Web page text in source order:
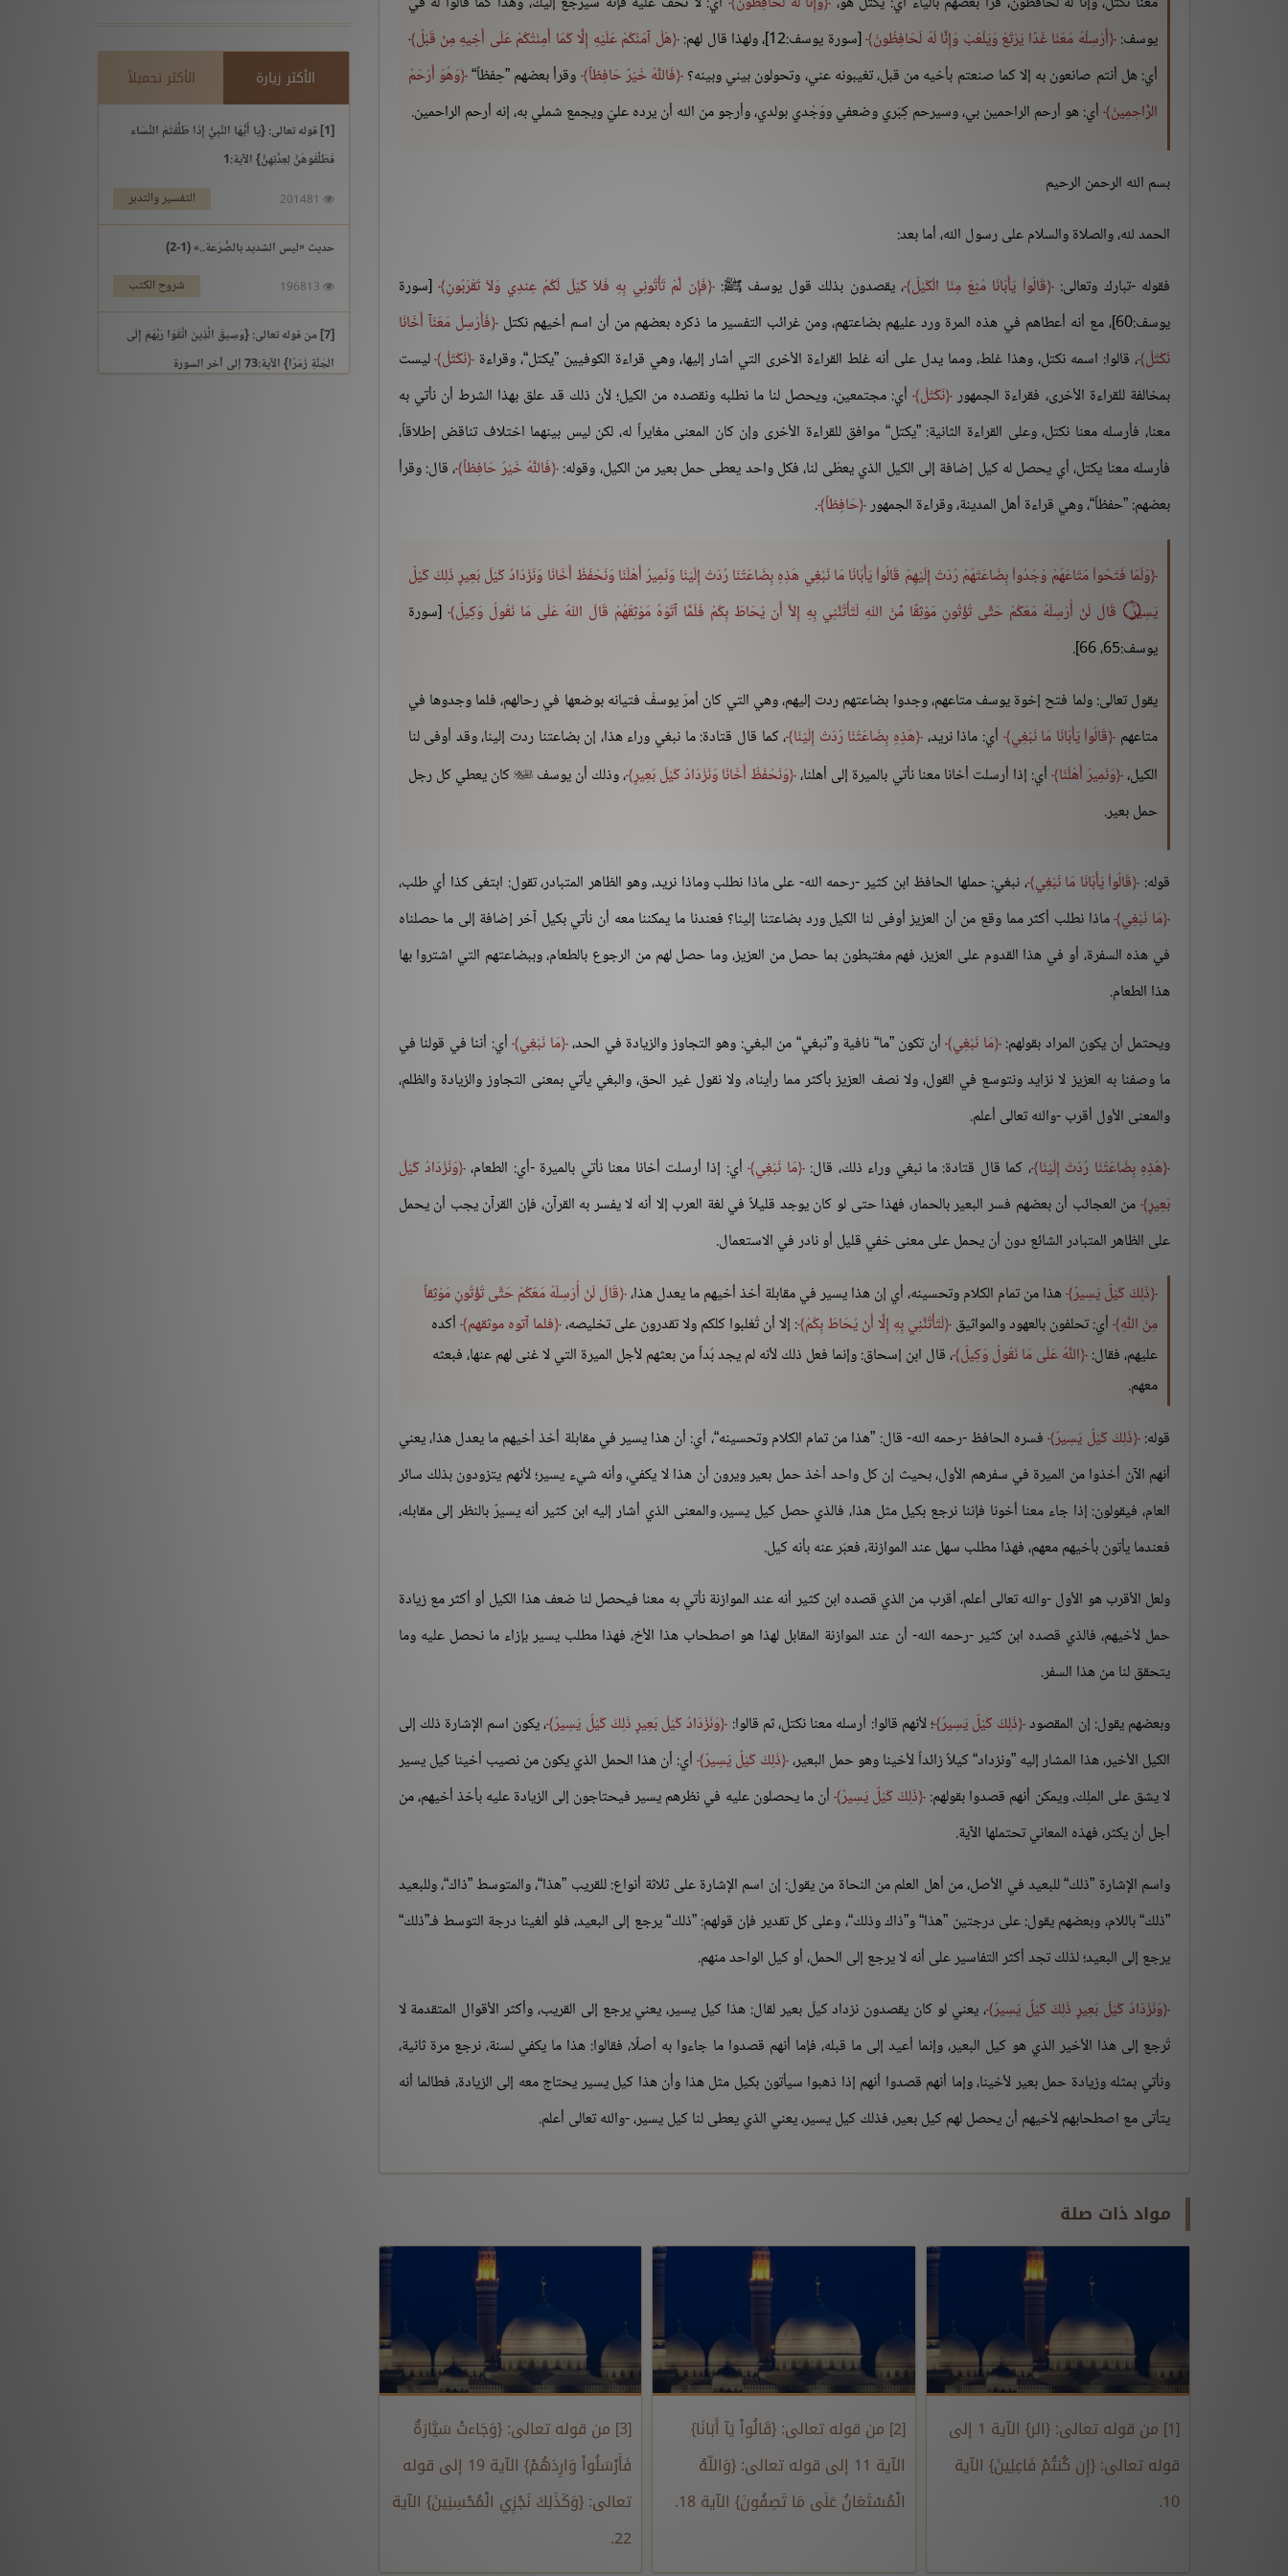
يوسف: أَرْسِلْهُ مَعَنَا غَدًا يَرْتَعْ وَيَلْعَبْ وَإِنَّا لَهُ لَحَافِظُونَ [سورة يوسف:12]، ولهذا قال لهم:
هَلْ آمَنُكُمْ عَلَيْهِ إِلَّا كَمَا أَمِنْتُكُمْ عَلَى أَخِيهِ مِنْ قَبْلُ
أي: هل أنتم صانعون به إلا كما صنعتم بأخيه من قبل، تغيبونه عني، وتحولون بيني وبينه؟ فَاللَّهُ خَيْرٌ حَافِظاً وقرأ بعضهم ”حِفظاً“ وَهُوَ أَرْحَمُ
الرَّاحِمِينَ أي: هو أرحم الراحمين بي، وسيرحم كِبَري وضعفي ووَجْدي بولدي، وأرجو من الله أن يرده عليّ ويجمع شملي به، إنه أرحم الراحمين.
بسم الله الرحمن الرحيم
الحمد لله، والصلاة والسلام على رسول الله، أما بعد:
فقوله -تبارك وتعالى: قَالُواْ يَأَبَانَا مُنِعَ مِنّا الْكَيْلُ ، يقصدون بذلك قول يوسف ﷺ: فَإِن لَّمْ تَأْتُونِي بِهِ فَلاَ كَيْلَ لَكُمْ عِندِي وَلاَ تَقْرَبُونِ [سورة
يوسف:60]، مع أنه أعطاهم في هذه المرة ورد عليهم بضاعتهم، ومن غرائب التفسير ما ذكره بعضهم من أن اسم أخيهم نكتل
فَأَرْسِلْ مَعَنَآ أَخَانَا
نَكْتَلْ ، قالوا: اسمه نكتل، وهذا غلط، ومما يدل على أنه غلط القراءة الأخرى التي أشار إليها، وهي قراءة الكوفيين ”يكتل“، وقراءة نَكْتَلْ ليست
بمخالفة للقراءة الأخرى، فقراءة الجمهور نَكْتَلْ أي: مجتمعين، ويحصل لنا ما نطلبه ونقصده من الكيل؛ لأن ذلك قد علق بهذا الشرط أن نأتي به
معنا، فأرسله معنا نكتل، وعلى القراءة الثانية: ”يكتل“ موافق للقراءة الأخرى وإن كان المعنى مغايراً له، لكن ليس بينهما اختلاف تناقض إطلاقاً،
فأرسله معنا يكتل، أي يحصل له كيل إضافة إلى الكيل الذي يعطَى لنا، فكل واحد يعطى حمل بعير من الكيل، وقوله: فَاللَّهُ خَيْرٌ حَافِظاً ، قال: وقرأ
بعضهم: ”حفظاً“، وهي قراءة أهل المدينة، وقراءة الجمهور حَافِظاً .
وَلَمّا فَتَحُواْ مَتَاعَهُمْ وَجَدُواْ بِضَاعَتَهُمْ رُدّتْ إِلَيْهِمْ قَالُواْ يَأَبَانَا مَا نَبْغِي هَذِهِ بِضَاعَتُنَا رُدّتْ إِلَيْنَا وَنَمِيرُ أَهْلَنَا وَنَحْفَظُ أَخَانَا وَنَزْدَادُ كَيْلَ بَعِيرٍ ذَلِكَ كَيْلٌ
يَسِيرٌ ۝ قَالَ لَنْ أُرْسِلَهُ مَعَكُمْ حَتَّى تُؤْتُونِ مَوْثِقًا مِّنَ اللّهِ لَتَأْتُنَّنِي بِهِ إِلاَّ أَن يُحَاطَ بِكُمْ فَلَمَّا آتَوْهُ مَوْثِقَهُمْ قَالَ اللّهُ عَلَى مَا نَقُولُ وَكِيلٌ
[سورة
يوسف:65، 66].
يقول تعالى: ولما فتح إخوة يوسف متاعهم، وجدوا بضاعتهم ردت إليهم، وهي التي كان أمرَ يوسفُ فتيانه بوضعها في رحالهم، فلما وجدوها في
متاعهم قَالُواْ يَأَبَانَا مَا نَبْغِي أي: ماذا نريد، هَذِهِ بِضَاعَتُنَا رُدّتْ إِلَيْنَا ، كما قال قتادة: ما نبغي وراء هذا، إن بضاعتنا ردت إلينا، وقد أوفى لنا
الكيل، وَنَمِيرُ أَهْلَنَا أي: إذا أرسلت أخانا معنا نأتي بالميرة إلى أهلنا، وَنَحْفَظُ أَخَانَا وَنَزْدَادُ كَيْلَ بَعِيرٍ ، وذلك أن يوسف كان يعطي كل رجل
حمل بعير.
قوله: قَالُواْ يَأَبَانَا مَا نَبْغِي ، نبغي: حملها الحافظ ابن كثير -رحمه الله- على ماذا نطلب وماذا نريد، وهو الظاهر المتبادر، تقول: ابتغى كذا أي طلب،
مَا نَبْغِي ماذا نطلب أكثر مما وقع من أن العزيز أوفى لنا الكيل ورد بضاعتنا إلينا؟ فعندنا ما يمكننا معه أن نأتي بكيل آخر إضافة إلى ما حصلناه
في هذه السفرة، أو في هذا القدوم على العزيز، فهم مغتبطون بما حصل من العزيز، وما حصل لهم من الرجوع بالطعام، وببضاعتهم التي اشتروا بها
هذا الطعام.
ويحتمل أن يكون المراد بقولهم: مَا نَبْغِي أن تكون ”ما“ نافية و”نبغي“ من البغي: وهو التجاوز والزيادة في الحد، مَا نَبْغِي أي: أننا في قولنا في
ما وصفنا به العزيز لا نزايد ونتوسع في القول، ولا نصف العزيز بأكثر مما رأيناه، ولا نقول غير الحق، والبغي يأتي بمعنى التجاوز والزيادة والظلم،
والمعنى الأول أقرب -والله تعالى أعلم.
هَذِهِ بِضَاعَتُنَا رُدّتْ إِلَيْنَا ، كما قال قتادة: ما نبغي وراء ذلك، قال: مَا نَبْغِي أي: إذا أرسلت أخانا معنا نأتي بالميرة -أي: الطعام، وَنَزْدَادُ كَيْلَ
بَعِيرٍ من العجائب أن بعضهم فسر البعير بالحمار، فهذا حتى لو كان يوجد قليلاً في لغة العرب إلا أنه لا يفسر به القرآن، فإن القرآن يجب أن يحمل
على الظاهر المتبادر الشائع دون أن يحمل على معنى خفي قليل أو نادر في الاستعمال.
ذَلِكَ كَيْلٌ يَسِيرٌ هذا من تمام الكلام وتحسينه، أي إن هذا يسير في مقابلة أخذ أخيهم ما يعدل هذا، قَالَ لَنْ أُرْسِلَهُ مَعَكُمْ حَتَّى تُؤْتُونِ مَوْثِقاً
مِنَ اللَّهِ أي: تحلفون بالعهود والمواثيق لَتَأْتُنَّنِي بِهِ إِلَّا أَنْ يُحَاطَ بِكُمْ : إلا أن تُغلبوا كلكم ولا تقدرون على تخليصه، فلما آتوه موثقهم أكده
عليهم، فقال: اللَّهُ عَلَى مَا نَقُولُ وَكِيلٌ ، قال ابن إسحاق: وإنما فعل ذلك لأنه لم يجد بُداً من بعثهم لأجل الميرة التي لا غنى لهم عنها، فبعثه
معهم.
قوله: ذَلِكَ كَيْلٌ يَسِيرٌ فسره الحافظ -رحمه الله- قال: ”هذا من تمام الكلام وتحسينه“، أي: أن هذا يسير في مقابلة أخذ أخيهم ما يعدل هذا، يعني
أنهم الآن أخذوا من الميرة في سفرهم الأول، بحيث إن كل واحد أخذ حمل بعير ويرون أن هذا لا يكفي، وأنه شيء يسير؛ لأنهم يتزودون بذلك سائر
العام، فيقولون: إذا جاء معنا أخونا فإننا نرجع بكيل مثل هذا، فالذي حصل كيل يسير، والمعنى الذي أشار إليه ابن كثير أنه يسيرٌ بالنظر إلى مقابله،
فعندما يأتون بأخيهم معهم، فهذا مطلب سهل عند الموازنة، فعبّر عنه بأنه كيل.
ولعل الأقرب هو الأول -والله تعالى أعلم، أقرب من الذي قصده ابن كثير أنه عند الموازنة نأتي به معنا فيحصل لنا ضعف هذا الكيل أو أكثر مع زيادة
حمل لأخيهم، فالذي قصده ابن كثير -رحمه الله- أن عند الموازنة المقابل لهذا هو اصطحاب هذا الأخ، فهذا مطلب يسير بإزاء ما نحصل عليه وما
يتحقق لنا من هذا السفر.
وبعضهم يقول: إن المقصود ذَلِكَ كَيْلٌ يَسِيرٌ ؛ لأنهم قالوا: أرسله معنا نكتل، ثم قالوا: وَنَزْدَادُ كَيْلَ بَعِيرٍ ذَلِكَ كَيْلٌ يَسِيرٌ ، يكون اسم الإشارة ذلك إلى
الكيل الأخير، هذا المشار إليه ”ونزداد“ كيلاً زائداً لأخينا وهو حمل البعير، ذَلِكَ كَيْلٌ يَسِيرٌ أي: أن هذا الحمل الذي يكون من نصيب أخينا كيل يسير
لا يشق على الملِك، ويمكن أنهم قصدوا بقولهم: ذَلِكَ كَيْلٌ يَسِيرٌ أن ما يحصلون عليه في نظرهم يسير فيحتاجون إلى الزيادة عليه بأخذ أخيهم، من
أجل أن يكثر، فهذه المعاني تحتملها الآية.
واسم الإشارة ”ذلك“ للبعيد في الأصل، من أهل العلم من النحاة من يقول: إن اسم الإشارة على ثلاثة أنواع: للقريب ”هذا“، والمتوسط ”ذاك“، وللبعيد
”ذلك“ باللام، وبعضهم يقول: على درجتين ”هذا“ و”ذاك وذلك“، وعلى كل تقدير فإن قولهم: ”ذلك“ يرجع إلى البعيد، فلو ألغينا درجة التوسط فـ”ذلك“
يرجع إلى البعيد؛ لذلك تجد أكثر التفاسير على أنه لا يرجع إلى الحمل، أو كيل الواحد منهم.
وَنَزْدَادُ كَيْلَ بَعِيرٍ ذَلِكَ كَيْلٌ يَسِيرٌ ، يعني لو كان يقصدون نزداد كيلَ بعير لقال: هذا كيل يسير، يعني يرجع إلى القريب، وأكثر الأقوال المتقدمة لا
تُرجع إلى هذا الأخير الذي هو كيل البعير، وإنما أعيد إلى ما قبله، فإما أنهم قصدوا ما جاءوا به أصلًا، فقالوا: هذا ما يكفي لسنة، نرجع مرة ثانية،
ونأتي بمثله وزيادة حمل بعير لأخينا، وإما أنهم قصدوا أنهم إذا ذهبوا سيأتون بكيل مثل هذا وأن هذا كيل يسير يحتاج معه إلى الزيادة، فطالما أنه
يتأتى مع اصطحابهم لأخيهم أن يحصل لهم كيل بعير، فذلك كيل يسير، يعني الذي يعطى لنا كيل يسير، -والله تعالى أعلم.
مواد ذات صلة
[1] من قوله تعالى: {الر} الآية 1 إلى
قوله تعالى: {إِن كُنتُمْ فَاعِلِينَ} الآية
10.
[2] من قوله تعالى: {قَالُواْ يَآ أَبَانَا}
الآية 11 إلى قوله تعالى: {وَاللّهُ
الْمُسْتَعَانُ عَلَى مَا تَصِفُونَ} الآية 18.
[3] من قوله تعالى: {وَجَاءتْ سَيَّارَةٌ
فَأَرْسَلُواْ وَارِدَهُمْ} الآية 19 إلى قوله
تعالى: {وَكَذَلِكَ نَجْزِي الْمُحْسِنِينَ} الآية
22.
الأكثر زيارة الأكثر تحميلاً
[1] قوله تعالى: {يَا أَيُّهَا النَّبِيُّ إِذَا طَلَّقْتُمُ النِّسَاء
فَطَلِّقُوهُنَّ لِعِدَّتِهِنَّ} الآية:1
التفسير والتدبر
حديث «ليس الشديد بالصُّرَعة..» (1-2)
شروح الكتب
[7] من قوله تعالى: {وَسِيقَ الَّذِينَ اتَّقَوْا رَبَّهُمْ إِلَى
الْجَنَّةِ زُمَرًا} الآية:73 إلى آخر السورة